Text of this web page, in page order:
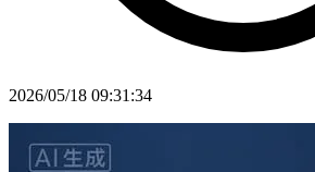
2026/05/18 09:31:34